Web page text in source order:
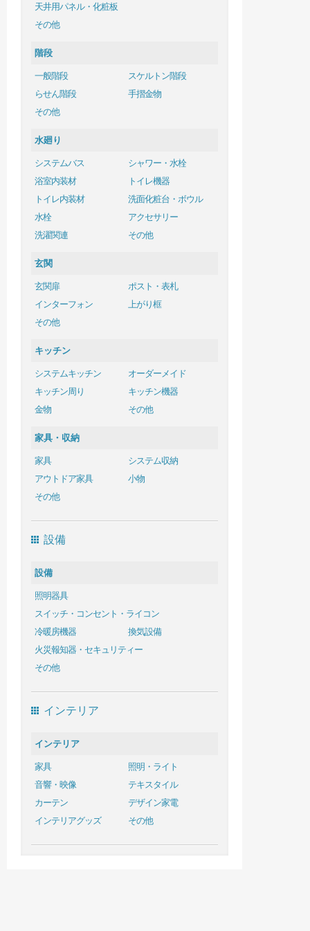
天井用パネル・化粧板
その他
階段
一般階段
スケルトン階段
らせん階段
手摺金物
その他
水廻り
システムバス
シャワー・水栓
浴室内装材
トイレ機器
トイレ内装材
洗面化粧台・ボウル
水栓
アクセサリー
洗濯関連
その他
玄関
玄関扉
ポスト・表札
インターフォン
上がり框
その他
キッチン
システムキッチン
オーダーメイド
キッチン周り
キッチン機器
金物
その他
家具・収納
家具
システム収納
アウトドア家具
小物
その他
設備
設備
照明器具
スイッチ・コンセント・ライコン
冷暖房機器
換気設備
火災報知器・セキュリティー
その他
インテリア
インテリア
家具
照明・ライト
音響・映像
テキスタイル
カーテン
デザイン家電
インテリアグッズ
その他